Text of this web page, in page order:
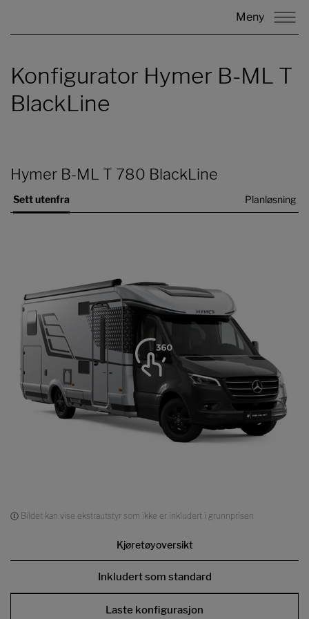
Meny
Konfigurator Hymer B-ML T
BlackLine
Hymer B-ML T 780 BlackLine
Sett utenfra Planløsning
Bildet kan vise ekstrautstyr som ikke er inkludert i grunnprisen
Kjøretøyoversikt
Inkludert som standard
Laste konfigurasjon